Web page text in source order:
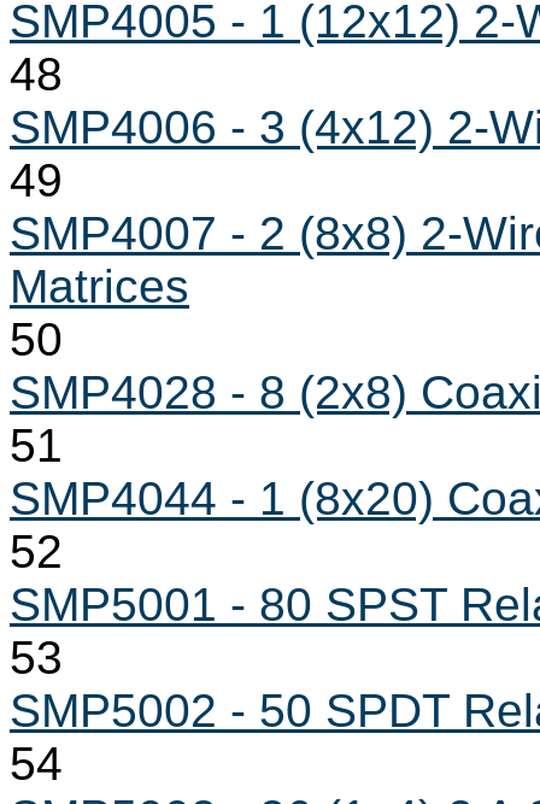
SMP4005 - 1 (12x12) 2-
48
SMP4006 - 3 (4x12) 2-
49
SMP4007 - 2 (8x8) 2-
Matrices
50
SMP4028 - 8 (2x8)
51
SMP4044 - 1 (8x20)
52
SMP5001 - 80 SPST
53
SMP5002 - 50 SPDT
54